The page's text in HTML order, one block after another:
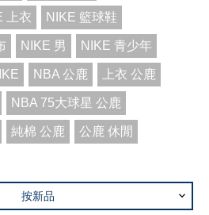
上衣 NIKE 籃球鞋
NIKE 男 NIKE 青少年
NBA 公鹿 上衣 公鹿
NBA 75大球星 公鹿
純棉 公鹿 公鹿 休閒
按新品